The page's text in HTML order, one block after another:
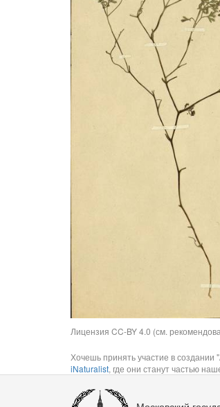
Лицензия CC-BY 4.0 (см.
Хочешь принять участие в
iNaturalist, где они станут частью